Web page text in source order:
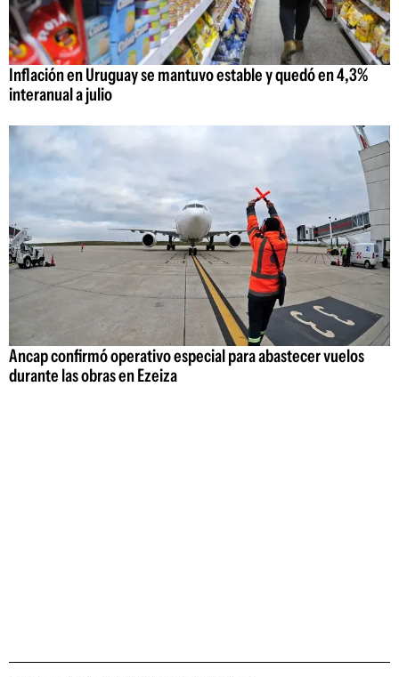
Inflación en Uruguay se mantuvo estable y quedó en 4,3%
interanual a julio
Ancap confirmó operativo especial para abastecer vuelos
durante las obras en Ezeiza